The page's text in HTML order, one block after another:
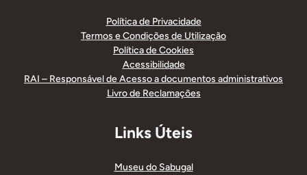
Política de Privacidade
Termos e Condições de Utilização
Política de Cookies
Acessibilidade
RAI – Responsável de Acesso a documentos administrativos
Livro de Reclamações
Links Úteis
Museu do Sabugal